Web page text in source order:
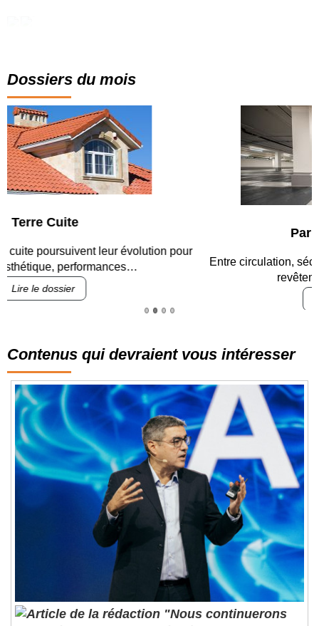
Dossiers du mois
Entre circulation, sécurisation des accès, durabilité des
Contenus qui devraient vous intéresser